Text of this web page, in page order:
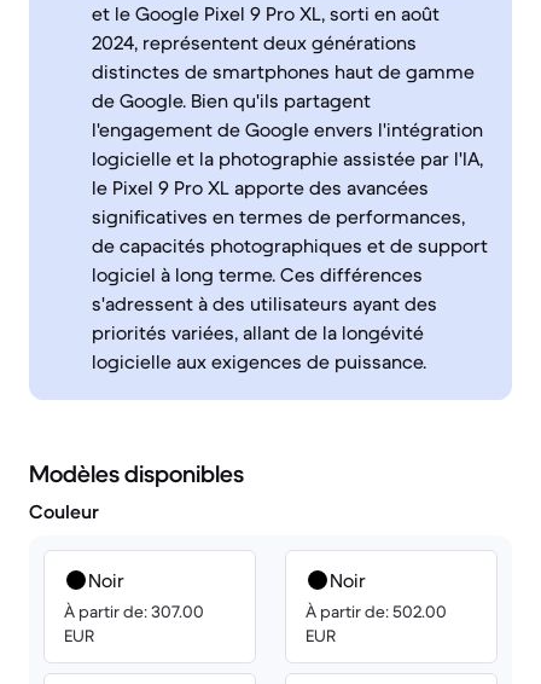
et le Google Pixel 9 Pro XL, sorti en août
2024, représentent deux générations
distinctes de smartphones haut de gamme
de Google. Bien qu'ils partagent
l'engagement de Google envers l'intégration
logicielle et la photographie assistée par l'IA,
le Pixel 9 Pro XL apporte des avancées
significatives en termes de performances,
de capacités photographiques et de support
logiciel à long terme. Ces différences
s'adressent à des utilisateurs ayant des
priorités variées, allant de la longévité
logicielle aux exigences de puissance.
Modèles disponibles
Couleur
Noir
À partir de: 307.00
EUR
Noir
À partir de: 502.00
EUR